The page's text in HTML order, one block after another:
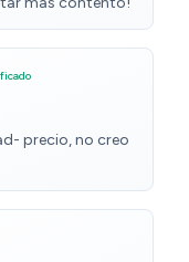
precio, no creo